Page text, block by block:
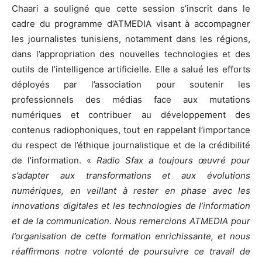
Chaari a souligné que cette session s’inscrit dans le
cadre du programme d’ATMEDIA visant à accompagner
les journalistes tunisiens, notamment dans les régions,
dans l’appropriation des nouvelles technologies et des
outils de l’intelligence artificielle. Elle a salué les efforts
déployés par l’association pour soutenir les
professionnels des médias face aux mutations
numériques et contribuer au développement des
contenus radiophoniques, tout en rappelant l’importance
du respect de l’éthique journalistique et de la crédibilité
de l’information. « Radio Sfax a toujours œuvré pour
s’adapter aux transformations et aux évolutions
numériques, en veillant à rester en phase avec les
innovations digitales et les technologies de l’information
et de la communication. Nous remercions ATMEDIA pour
l’organisation de cette formation enrichissante, et nous
réaffirmons notre volonté de poursuivre ce travail de